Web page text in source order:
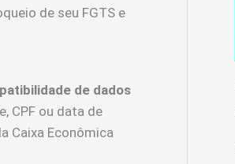
de seu FGTS e
de dados
CPF ou data de
Caixa Econômica